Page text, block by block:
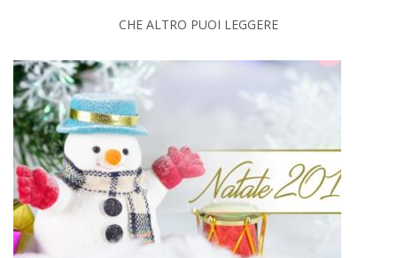
CHE ALTRO PUOI LEGGERE